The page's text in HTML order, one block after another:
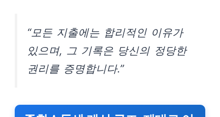
“모든 지출에는 합리적인 이유가
있으며, 그 기록은 당신의 정당한
권리를 증명합니다.”